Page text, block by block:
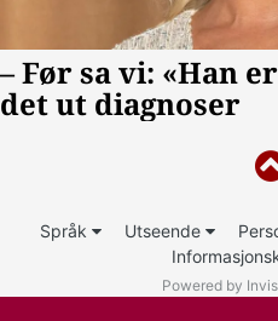
Språk Utseende
Powered by